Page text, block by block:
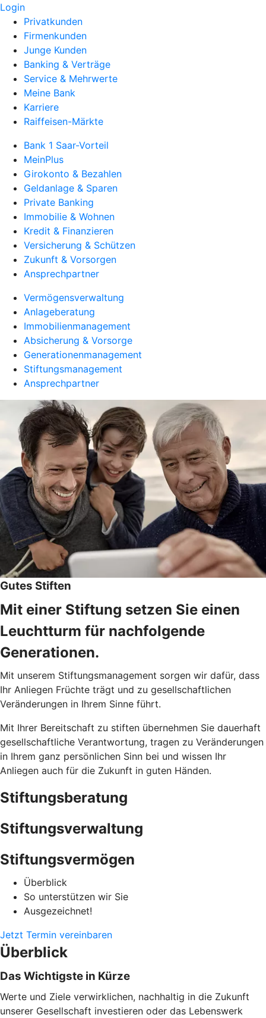
Login
Privatkunden
Firmenkunden
Junge Kunden
Banking & Verträge
Service & Mehrwerte
Meine Bank
Karriere
Raiffeisen-Märkte
Bank 1 Saar-Vorteil
MeinPlus
Girokonto & Bezahlen
Geldanlage & Sparen
Private Banking
Immobilie & Wohnen
Kredit & Finanzieren
Versicherung & Schützen
Zukunft & Vorsorgen
Ansprechpartner
Vermögensverwaltung
Anlageberatung
Immobilienmanagement
Absicherung & Vorsorge
Generationenmanagement
Stiftungsmanagement
Ansprechpartner
Gutes Stiften
Mit einer Stiftung setzen Sie einen
Leuchtturm für nachfolgende
Generationen.
Mit unserem Stiftungsmanagement sorgen wir dafür, dass
Ihr Anliegen Früchte trägt und zu gesellschaftlichen
Veränderungen in Ihrem Sinne führt.
Mit Ihrer Bereitschaft zu stiften übernehmen Sie dauerhaft
gesellschaftliche Verantwortung, tragen zu Veränderungen
in Ihrem ganz persönlichen Sinn bei und wissen Ihr
Anliegen auch für die Zukunft in guten Händen.
Stiftungsberatung
Stiftungsverwaltung
Stiftungsvermögen
Überblick
So unterstützen wir Sie
Ausgezeichnet!
Jetzt Termin vereinbaren
Überblick
Das Wichtigste in Kürze
Werte und Ziele verwirklichen, nachhaltig in die Zukunft
unserer Gesellschaft investieren oder das Lebenswerk